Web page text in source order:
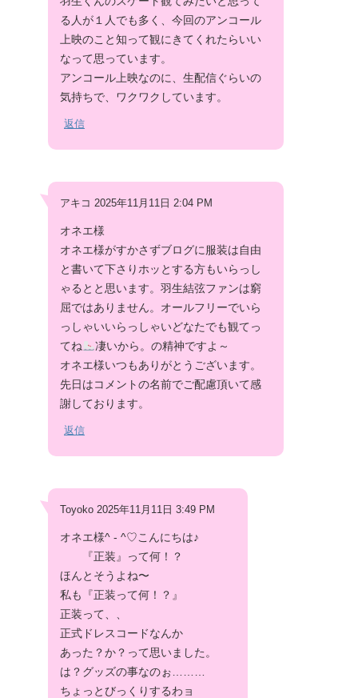
る人が１人でも多く、今回のアンコール
上映のこと知って観にきてくれたらいい
なって思っています。
アンコール上映なのに、生配信ぐらいの
気持ちで、ワクワクしています。
返信
アキコ 2025年11月11日 2:04 PM
オネエ様
オネエ様がすかさずブログに服装は自由
と書いて下さりホッとする方もいらっし
ゃるとと思います。羽生結弦ファンは窮
屈ではありません。オールフリーでいら
っしゃいいらっしゃいどなたでも観てっ
てね
凄いから。の精神ですよ～
オネエ様いつもありがとうございます。
先日はコメントの名前でご配慮頂いて感
謝しております。
返信
Toyoko 2025年11月11日 3:49 PM
オネエ様^ - ^♡こんにちは♪
『正装』って何！？
ほんとそうよね〜
私も『正装って何！？』
正装って、、
正式ドレスコードなんか
あった？か？って思いました。
は？グッズの事なのぉ………
ちょっとびっくりするわョ